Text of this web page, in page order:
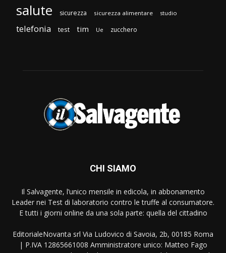
salute sicurezza sicurezza alimentare studio
telefonia test tim Ue zucchero
CHI SIAMO
Il Salvagente, l’unico mensile in edicola, in abbonamento
Leader nei Test di laboratorio contro le truffe al consumatore.
E tutti i giorni online da una sola parte: quella del cittadino
EditorialeNovanta srl Via Ludovico di Savoia, 2b, 00185 Roma
| P.IVA 12865661008 Amministratore unico: Matteo Fago